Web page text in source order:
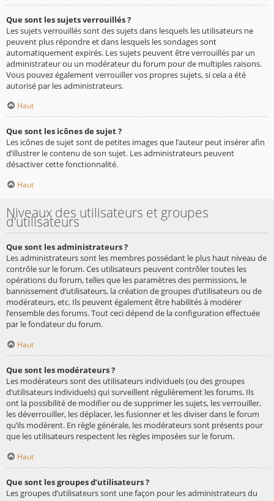
Que sont les sujets verrouillés ?
Les sujets verrouillés sont des sujets dans lesquels les utilisateurs ne
peuvent plus répondre et dans lesquels les sondages sont
automatiquement expirés. Les sujets peuvent être verrouillés par un
administrateur ou un modérateur du forum pour de multiples raisons.
Vous pouvez également verrouiller vos propres sujets, si cela a été
autorisé par les administrateurs.
Haut
Que sont les icônes de sujet ?
Les icônes de sujet sont de petites images que l’auteur peut insérer afin
d’illustrer le contenu de son sujet. Les administrateurs peuvent
désactiver cette fonctionnalité.
Haut
Niveaux des utilisateurs et groupes
d’utilisateurs
Que sont les administrateurs ?
Les administrateurs sont les membres possédant le plus haut niveau de
contrôle sur le forum. Ces utilisateurs peuvent contrôler toutes les
opérations du forum, telles que les paramètres des permissions, le
bannissement d’utilisateurs, la création de groupes d’utilisateurs ou de
modérateurs, etc. Ils peuvent également être habilités à modérer
l’ensemble des forums. Tout ceci dépend de la configuration effectuée
par le fondateur du forum.
Haut
Que sont les modérateurs ?
Les modérateurs sont des utilisateurs individuels (ou des groupes
d’utilisateurs individuels) qui surveillent régulièrement les forums. Ils
ont la possibilité de modifier ou de supprimer les sujets, les verrouiller,
les déverrouiller, les déplacer, les fusionner et les diviser dans le forum
qu’ils modèrent. En règle générale, les modérateurs sont présents pour
que les utilisateurs respectent les règles imposées sur le forum.
Haut
Que sont les groupes d’utilisateurs ?
Les groupes d’utilisateurs sont une façon pour les administrateurs du